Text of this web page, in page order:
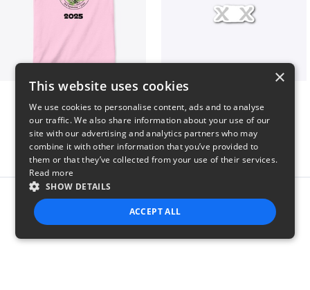
Report this product
×
This website uses cookies
We use cookies to personalise content, ads and to analyse
our traffic. We also share information about your use of our
site with our advertising and analytics partners who may
combine it with other information that you’ve provided to
them or that they’ve collected from your use of their services.
Read more
SHOW DETAILS
ACCEPT ALL
STRICTLY NECESSARY PERFORMANCE